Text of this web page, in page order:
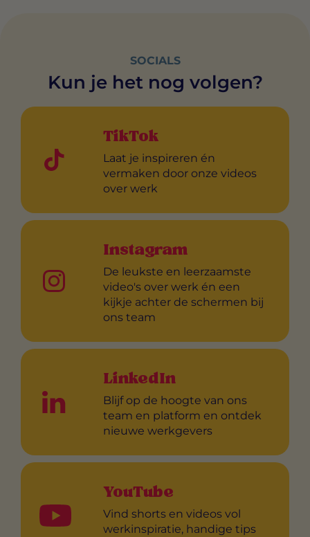
SOCIALS
Kun je het nog volgen?
TikTok
Laat je inspireren én
vermaken door onze videos
over werk
Instagram
De leukste en leerzaamste
video's over werk én een
kijkje achter de schermen bij
ons team
LinkedIn
Blijf op de hoogte van ons
team en platform en ontdek
nieuwe werkgevers
YouTube
Vind shorts en videos vol
werkinspiratie, handige tips